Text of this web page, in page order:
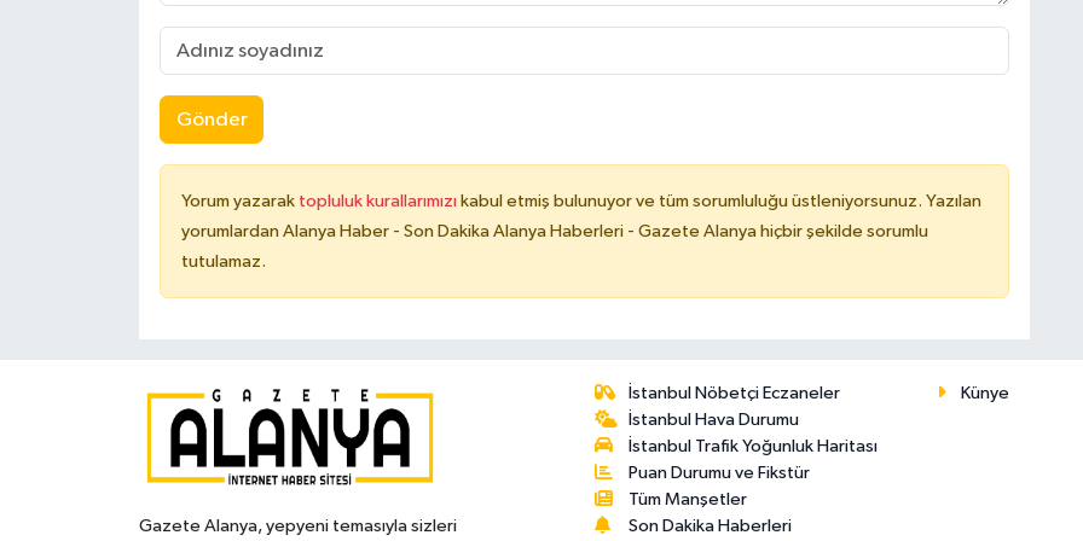
Gönder
Yorum yazarak topluluk kurallarımızı kabul etmiş bulunuyor ve tüm sorumluluğu üstleniyorsunuz. Yazılan
yorumlardan Alanya Haber - Son Dakika Alanya Haberleri - Gazete Alanya hiçbir şekilde sorumlu
tutulamaz.
Gazete Alanya, yepyeni temasıyla sizleri
İstanbul Nöbetçi Eczaneler
İstanbul Hava Durumu
İstanbul Trafik Yoğunluk Haritası
Puan Durumu ve Fikstür
Tüm Manşetler
Son Dakika Haberleri
Künye